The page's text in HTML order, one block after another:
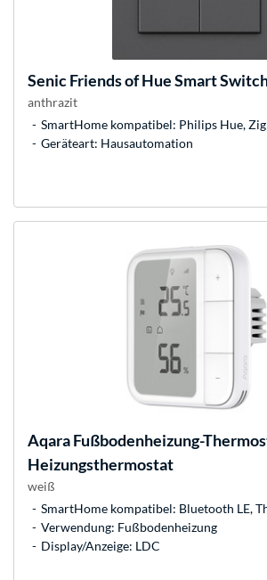
SenicFriends of Hue Smart
anthrazit
SmartHome kompatibel: Philips Hue,
Geräteart: Hausautomation
AqaraFußbodenheizung-
Heizungsthermostat
weiß
SmartHome kompatibel: Bluetooth LE,
Verwendung: Fußbodenheizung
Display/Anzeige: LDC